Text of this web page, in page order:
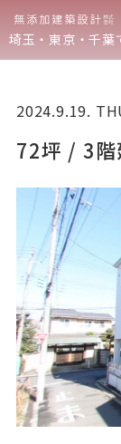
埼玉・東京・千葉
2024.9.19.
72坪 / 3